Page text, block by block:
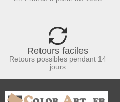
Retours faciles
Retours possibles pendant 14
jours